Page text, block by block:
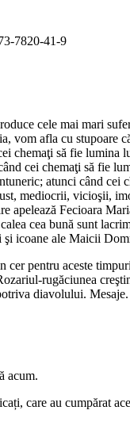
7820-41-9
cele mai mari
vom afla cu stupoare
chemaţi să fie lumina
cei chemaţi să fie
atunci când cei
mediocrii, vicioşii,
apelează Fecioara
cea bună sunt
şi icoane ale Maicii
cer pentru aceste
rugăciunea
diavolului. Mesaje.
acum.
care au cumpărat